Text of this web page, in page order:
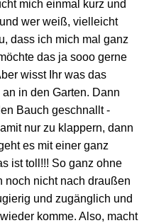
mich einmal kurz und
wer weiß, vielleicht
dass ich mich mal ganz
das ja sooo gerne
wisst Ihr was das
an in den Garten. Dann
Bauch geschnallt -
nur zu klappern, dann
es mit einer ganz
ist toll!!! So ganz ohne
noch nicht nach draußen
und zugänglich und
komme. Also, macht